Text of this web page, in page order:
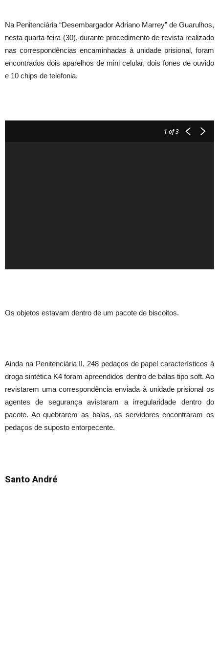
Na Penitenciária “Desembargador Adriano Marrey” de Guarulhos,
nesta quarta-feira (30), durante procedimento de revista realizado
nas correspondências encaminhadas à unidade prisional, foram
encontrados dois aparelhos de mini celular, dois fones de ouvido
e 10 chips de telefonia.
1 of 3
Os objetos estavam dentro de um pacote de biscoitos.
Ainda na Penitenciária II, 248 pedaços de papel característicos à
droga sintética K4 foram apreendidos dentro de balas tipo soft. Ao
revistarem uma correspondência enviada à unidade prisional os
agentes de segurança avistaram a irregularidade dentro do
pacote. Ao quebrarem as balas, os servidores encontraram os
pedaços de suposto entorpecente.
Santo André